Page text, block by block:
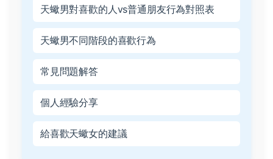
天蠍男對喜歡的人vs普通朋友行為對照表
天蠍男不同階段的喜歡行為
常見問題解答
個人經驗分享
給喜歡天蠍女的建議